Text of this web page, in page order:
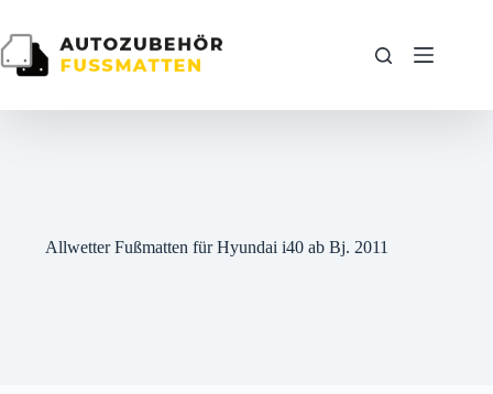
springen
Allwetter Fußmatten für Hyundai i40 ab Bj. 2011